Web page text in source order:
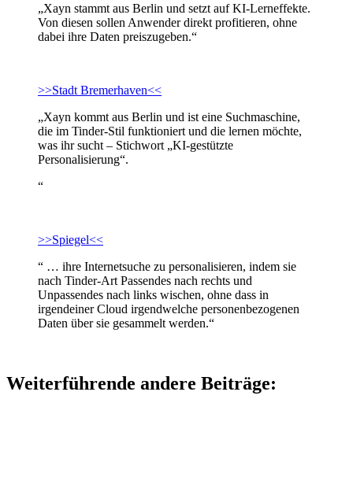
„Xayn stammt aus Berlin und setzt auf KI-Lerneffekte.
Von diesen sollen Anwender direkt profitieren, ohne
dabei ihre Daten preiszugeben.“
>>Stadt Bremerhaven<<
„Xayn kommt aus Berlin und ist eine Suchmaschine,
die im Tinder-Stil funktioniert und die lernen möchte,
was ihr sucht – Stichwort „KI-gestützte
Personalisierung“.
“
>>Spiegel<<
“ … ihre Internetsuche zu personalisieren, indem sie
nach Tinder-Art Passendes nach rechts und
Unpassendes nach links wischen, ohne dass in
irgendeiner Cloud irgendwelche personenbezogenen
Daten über sie gesammelt werden.“
Weiterführende andere Beiträge: